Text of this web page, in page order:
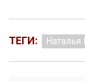
ТЕГИ: